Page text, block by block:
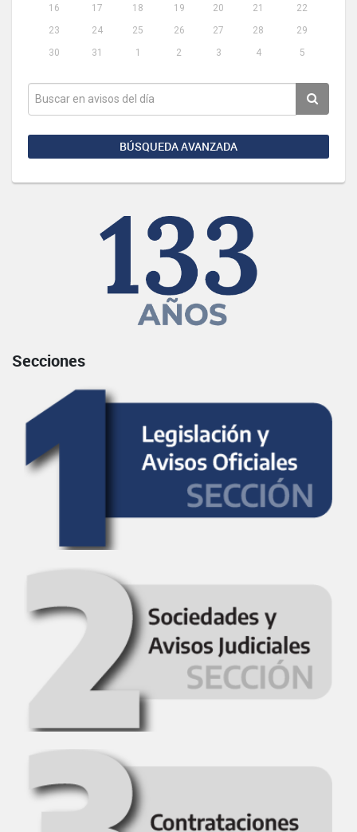
16
17 18 19 20 21
22
23
24 25 26 27 28
29
30
31 1 2 3 4 5
BÚSQUEDA AVANZADA
Secciones